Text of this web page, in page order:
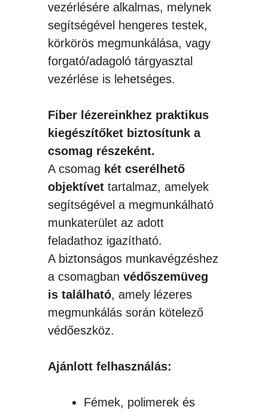
vezérlésére alkalmas, melynek
segítségével hengeres testek,
körkörös megmunkálása, vagy
forgató/adagoló tárgyasztal
vezérlése is lehetséges.
Fiber lézereinkhez praktikus
kiegészítőket biztosítunk a
csomag részeként.
A csomag két cserélhető
objektívet tartalmaz, amelyek
segítségével a megmunkálható
munkaterület az adott
feladathoz igazítható.
A biztonságos munkavégzéshez
a csomagban védőszemüveg
is található, amely lézeres
megmunkálás során kötelező
védőeszköz.
Ajánlott felhasználás:
Fémek, polimerek és